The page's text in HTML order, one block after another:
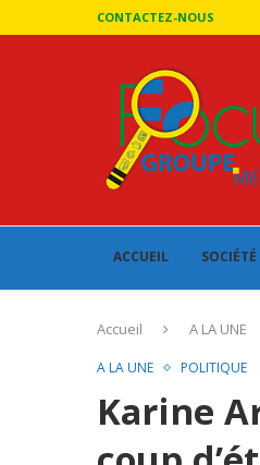
CONTACTEZ-NOUS
ACCUEIL SOCIÉTÉ
Accueil A LA UNE
A LA UNE POLITIQUE
Karine